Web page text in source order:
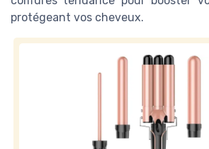
protégeant vos cheveux.